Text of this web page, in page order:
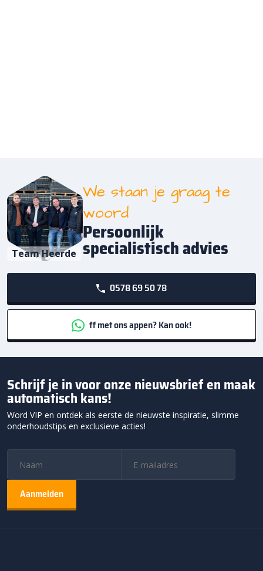
Team Heerde
We staan je graag te
woord
Persoonlijk
specialistisch advies
0578 69 50 78
ff met ons appen? Kan ook!
Schrijf je in voor onze nieuwsbrief en maak
automatisch kans!
Word VIP en ontdek als eerste de nieuwste inspiratie, slimme
onderhoudstips en exclusieve acties!